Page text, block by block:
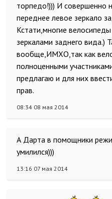
торпедо!))) И совершенно
переднее левое зеркало
Кстати,многие
зеркалами заднего вида.)
вообще,ИМХО,так как
полноценными
предлагаю и для них
прав.
08:34 08 мая 2014
А Дарта в помощники
умилился)))
13:16 07 мая 2014